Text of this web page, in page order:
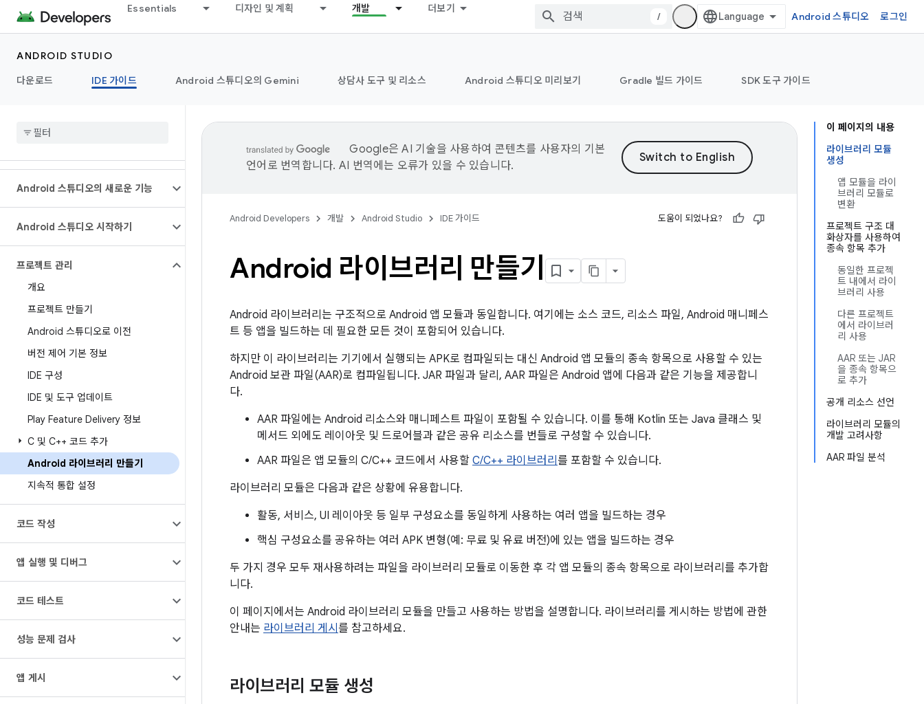
Essentials 디자인 및 계획 개발 더보기
/ Android 스튜디오 로그인
ANDROID STUDIO
다운로드
IDE 가이드 Android 스튜디오의 Gemini 상담사 도구 및 리소스 Android 스튜디오 미리보기 Gradle 빌드 가이드 SDK 도구 가이드
Android 스튜디오의 새로운 기능
Android 스튜디오 시작하기
프로젝트 관리
개요
프로젝트 만들기
Android 스튜디오로 이전
버전 제어 기본 정보
IDE 구성
IDE 및 도구 업데이트
Play Feature Delivery 정보
C 및 C++ 코드 추가
Android 라이브러리 만들기
지속적 통합 설정
코드 작성
앱 실행 및 디버그
코드 테스트
성능 문제 검사
앱 게시
이 페이지의 내용
라이브러리 모듈
생성
앱 모듈을 라이
브러리 모듈로
변환
프로젝트 구조 대
화상자를 사용하여
종속 항목 추가
동일한 프로젝
트 내에서 라이
브러리 사용
다른 프로젝트
에서 라이브러
리 사용
AAR 또는 JAR
을 종속 항목으
로 추가
공개 리소스 선언
라이브러리 모듈의
개발 고려사항
AAR 파일 분석
Google은 AI 기술을 사용하여 콘텐츠를 사용자의 기본
언어로 번역합니다. AI 번역에는 오류가 있을 수 있습니다.
Android Developers 개발 Android Studio IDE 가이드 도움이 되었나요?
Android 라이브러리 만들기
Android 라이브러리는 구조적으로 Android 앱 모듈과 동일합니다. 여기에는 소스 코드, 리소스 파일, Android 매니페스
트 등 앱을 빌드하는 데 필요한 모든 것이 포함되어 있습니다.
하지만 이 라이브러리는 기기에서 실행되는 APK로 컴파일되는 대신 Android 앱 모듈의 종속 항목으로 사용할 수 있는
Android 보관 파일(AAR)로 컴파일됩니다. JAR 파일과 달리, AAR 파일은 Android 앱에 다음과 같은 기능을 제공합니
다.
AAR 파일에는 Android 리소스와 매니페스트 파일이 포함될 수 있습니다. 이를 통해 Kotlin 또는 Java 클래스 및
메서드 외에도 레이아웃 및 드로어블과 같은 공유 리소스를 번들로 구성할 수 있습니다.
AAR 파일은 앱 모듈의 C/C++ 코드에서 사용할 C/C++ 라이브러리 를 포함할 수 있습니다.
라이브러리 모듈은 다음과 같은 상황에 유용합니다.
활동, 서비스, UI 레이아웃 등 일부 구성요소를 동일하게 사용하는 여러 앱을 빌드하는 경우
핵심 구성요소를 공유하는 여러 APK 변형(예: 무료 및 유료 버전)에 있는 앱을 빌드하는 경우
두 가지 경우 모두 재사용하려는 파일을 라이브러리 모듈로 이동한 후 각 앱 모듈의 종속 항목으로 라이브러리를 추가합
니다.
이 페이지에서는 Android 라이브러리 모듈을 만들고 사용하는 방법을 설명합니다. 라이브러리를 게시하는 방법에 관한
안내는 라이브러리 게시 를 참고하세요.
라이브러리 모듈 생성